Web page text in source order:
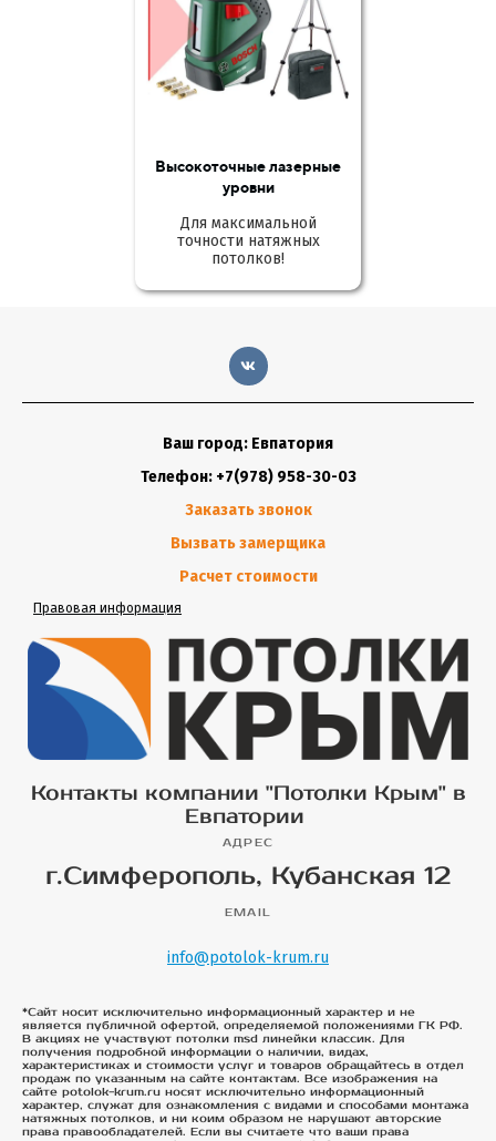
Высокоточные лазерные
уровни
Для максимальной
точности натяжных
потолков!
Ваш город: Евпатория
Телефон: +7(978) 958-30-03
Заказать звонок
Вызвать замерщика
Расчет стоимости
Правовая информация
Контакты компании "Потолки Крым" в
Евпатории
АДРЕС
г.Симферополь, Кубанская 12
EMAIL
info@potolok-krum.ru
*Сайт носит исключительно информационный характер и не
является публичной офертой, определяемой положениями ГК РФ.
В акциях не участвуют потолки msd линейки классик. Для
получения подробной информации о наличии, видах,
характеристиках и стоимости услуг и товаров обращайтесь в отдел
продаж по указанным на сайте контактам. Все изображения на
сайте potolok-krum.ru носят исключительно информационный
характер, служат для ознакомления с видами и способами монтажа
натяжных потолков, и ни коим образом не нарушают авторские
права правообладателей. Если вы считаете что ваши права